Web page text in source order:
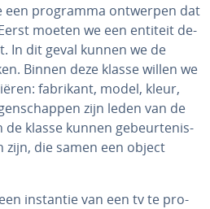
een programma ontwerpen dat
moeten we een entiteit de­
In dit geval kunnen we de
Binnen deze klasse willen we
fabrikant, model, kleur,
zijn leden van de
de klasse kunnen ge­beur­te­nis­
zijn, die samen een object
instantie van een tv te pro­